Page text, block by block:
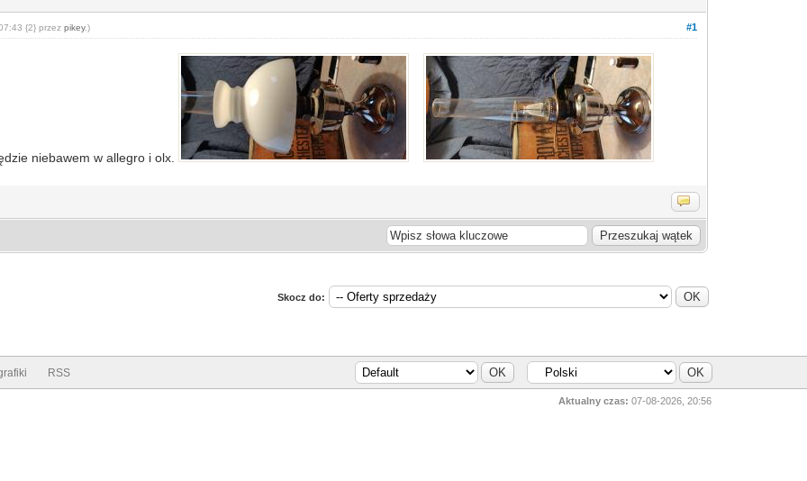
#1
{2} przezpikey.)
niebawem w allegro i olx.
Skocz do:
RSS
Aktualny czas: 07-08-2026, 20:56